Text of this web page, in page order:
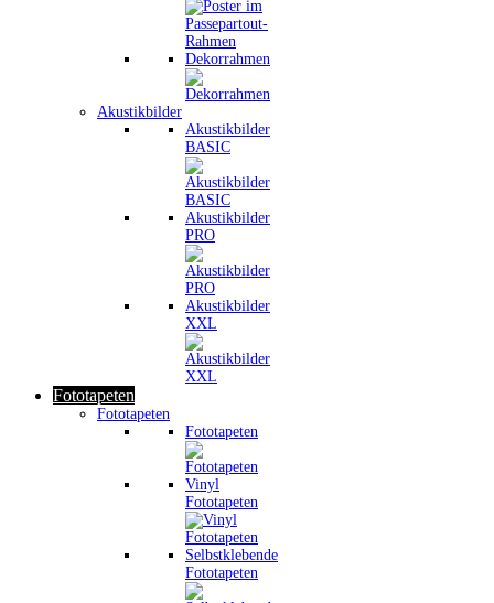
Dekorrahmen
Akustikbilder
Akustikbilder
BASIC
Akustikbilder
PRO
Akustikbilder
XXL
Fototapeten
Fototapeten
Fototapeten
Vinyl
Fototapeten
Selbstklebende
Fototapeten